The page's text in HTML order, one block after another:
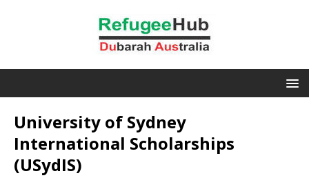
University of Sydney
International Scholarships
(USydIS)